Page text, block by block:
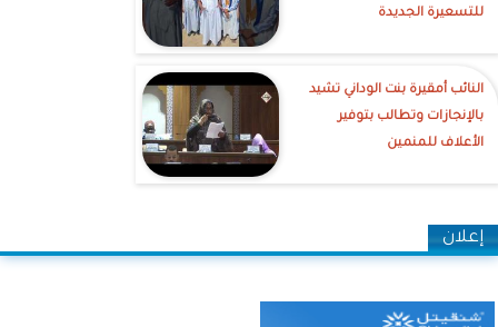
للتسعيرة الجديدة
النائب أمقيرة بنت الوداني تشيد
بالإنجازات وتطالب بتوفير
الأعلاف للمنمين
إعلان